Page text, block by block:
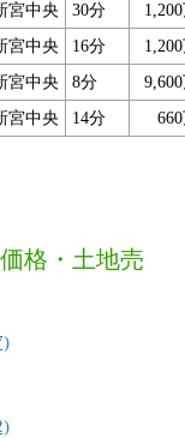
宮中央 30分
宮中央 16分
宮中央 8分
宮中央 14分
格・土地売